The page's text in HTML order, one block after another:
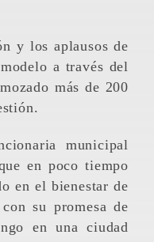
a través del
más de 200
en poco tiempo
en el bienestar de
su promesa de
en una ciudad